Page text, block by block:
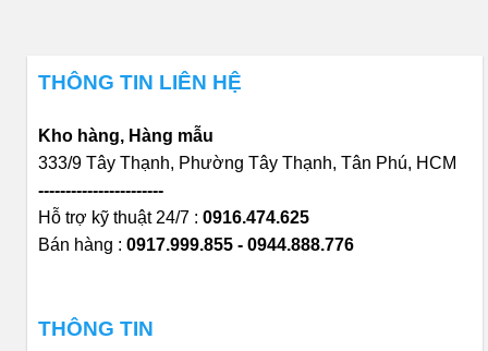
THÔNG TIN LIÊN HỆ
Kho hàng, Hàng mẫu
333/9 Tây Thạnh, Phường Tây Thạnh, Tân Phú, HCM
-----------------------
Hỗ trợ kỹ thuật 24/7 : 0916.474.625
Bán hàng : 0917.999.855 - 0944.888.776
THÔNG TIN